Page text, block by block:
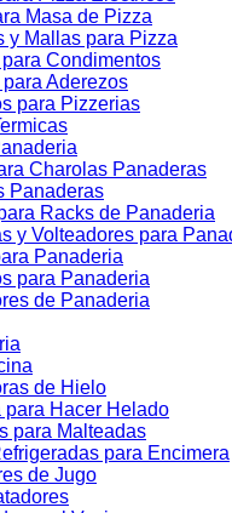
Masa de Pizza
y Mallas para Pizza
Condimentos
Aderezos
para Pizzerias
Charolas Panaderas
Panaderas
Racks de Panaderia
y Volteadores para
Panaderia
para Panaderia
de Panaderia
de Hielo
para Hacer Helado
para Malteadas
para Encimera
de Jugo